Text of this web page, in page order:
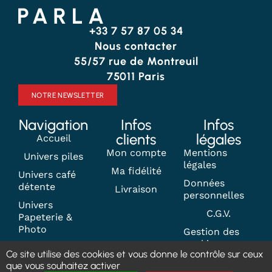
+33 7 57 87 05 34
Nous contacter
55/57 rue de Montreuil
75011 Paris
NOTRE NEWSLETTER
Navigation
Accueil
Univers piles
Univers café
détente
Univers
Papeterie &
Photo
Contact
Infos
clients
Mon compte
Ma fidélité
Livraison
Infos
légales
Mentions
légales
Données
personnelles
C.G.V.
Gestion des
cookies
Ce site utilise des cookies et vous donne le contrôle sur ceux
que vous souhaitez activer